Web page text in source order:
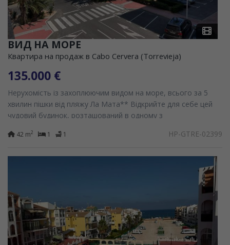
ВИД НА МОРЕ
Квартира на продаж в Cabo Cervera (Torrevieja)
135.000 €
Нерухомість із захоплюючим видом на море, всього за 5
хвилин пішки від пляжу Ла Мата** Відкрийте для себе цей
чудовий будинок, розташований в одному з
42 m2 1 1 HP-GTRE-02399